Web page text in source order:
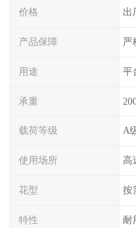
价格 出
产品保障 严
用途 平
承重
载荷等级 A
使用场所 高
花型 按
特性 耐